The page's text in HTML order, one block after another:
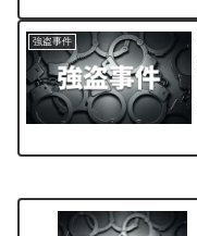
強盗事件